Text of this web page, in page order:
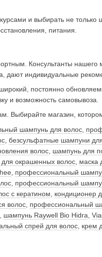
и выбирать не только
питания.
Консультанты
дают индивидуальные
постоянно
и возможность самовывоза.
Выбирайте магазин,
шампунь для волос,
, безсульфатные шампуни
волос, шампунь для
для окрашенных волос, маска
профессиональный
, профессиональный
с кератином кондиционер
волос, профессиональный
шампунь Raywell Bio Hidra
спрей для волос, крем